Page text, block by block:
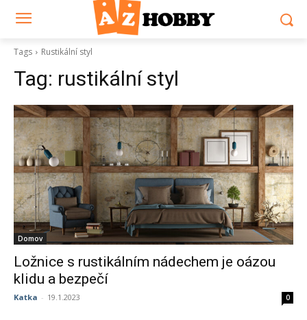
Tags Rustikální styl
Tag: rustikální styl
Domov
Ložnice s rustikálním nádechem je oázou
klidu a bezpečí
Katka - 19.1.2023 0